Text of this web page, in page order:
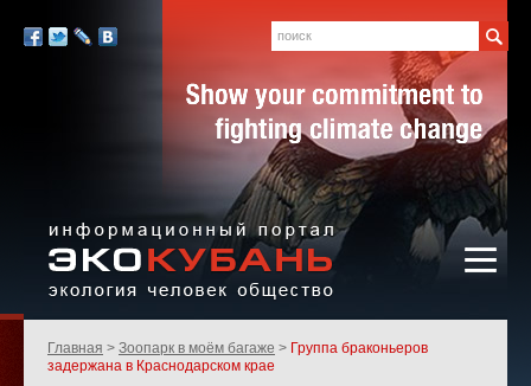
«ЭКО-КУБАНЬ»
человек,
общество
Родительские
страницы:
Главная Зоопарк в моём багаже
Группа браконьеров
задержана в Краснодарском крае
Мы
Поиск